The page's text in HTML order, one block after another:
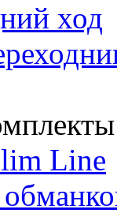
ход
Line